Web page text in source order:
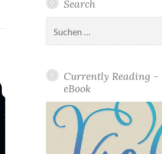
Search
nach:
Currently Reading –
eBook